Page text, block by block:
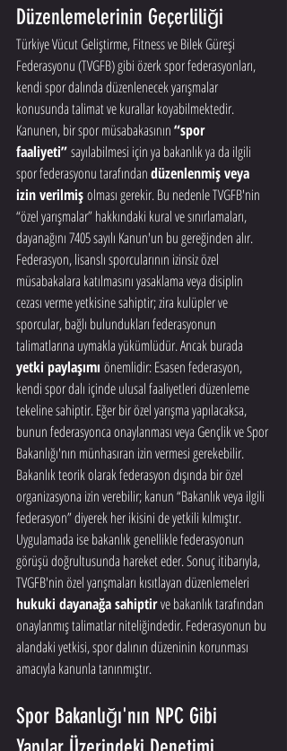
Düzenlemelerinin Geçerliliği
Türkiye Vücut Geliştirme, Fitness ve Bilek Güreşi
Federasyonu (TVGFB) gibi özerk spor federasyonları,
kendi spor dalında düzenlenecek yarışmalar
konusunda talimat ve kurallar koyabilmektedir.
Kanunen, bir spor müsabakasının “spor
faaliyeti” sayılabilmesi için ya bakanlık ya da ilgili
spor federasyonu tarafından düzenlenmiş veya
izin verilmiş olması gerekir. Bu nedenle TVGFB'nin
“özel yarışmalar” hakkındaki kural ve sınırlamaları,
dayanağını 7405 sayılı Kanun'un bu gereğinden alır.
Federasyon, lisanslı sporcularının izinsiz özel
müsabakalara katılmasını yasaklama veya disiplin
cezası verme yetkisine sahiptir; zira kulüpler ve
sporcular, bağlı bulundukları federasyonun
talimatlarına uymakla yükümlüdür. Ancak burada
yetki paylaşımı önemlidir: Esasen federasyon,
kendi spor dalı içinde ulusal faaliyetleri düzenleme
tekeline sahiptir. Eğer bir özel yarışma yapılacaksa,
bunun federasyonca onaylanması veya Gençlik ve Spor
Bakanlığı'nın münhasıran izin vermesi gerekebilir.
Bakanlık teorik olarak federasyon dışında bir özel
organizasyona izin verebilir; kanun “Bakanlık veya ilgili
federasyon” diyerek her ikisini de yetkili kılmıştır.
Uygulamada ise bakanlık genellikle federasyonun
görüşü doğrultusunda hareket eder. Sonuç itibarıyla,
TVGFB'nin özel yarışmaları kısıtlayan düzenlemeleri
hukuki dayanağa sahiptir ve bakanlık tarafından
onaylanmış talimatlar niteliğindedir. Federasyonun bu
alandaki yetkisi, spor dalının düzeninin korunması
amacıyla kanunla tanınmıştır.
Spor Bakanlığı'nın NPC Gibi